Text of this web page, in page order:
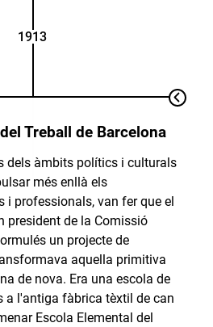
1913
Treball de Barcelona
dels àmbits polítics i culturals
més enllà els
i professionals, van fer que el
president de la Comissió
un projecte de
aquella primitiva
de nova. Era una escola de
a l'antiga fàbrica tèxtil de can
Escola Elemental del